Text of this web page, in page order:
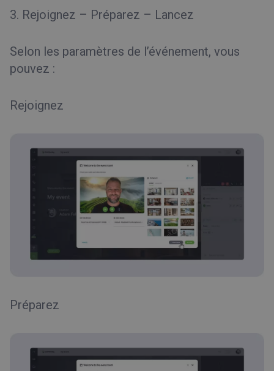
3. Rejoignez – Préparez – Lancez
Selon les paramètres de l’événement, vous
pouvez :
Rejoignez
Préparez